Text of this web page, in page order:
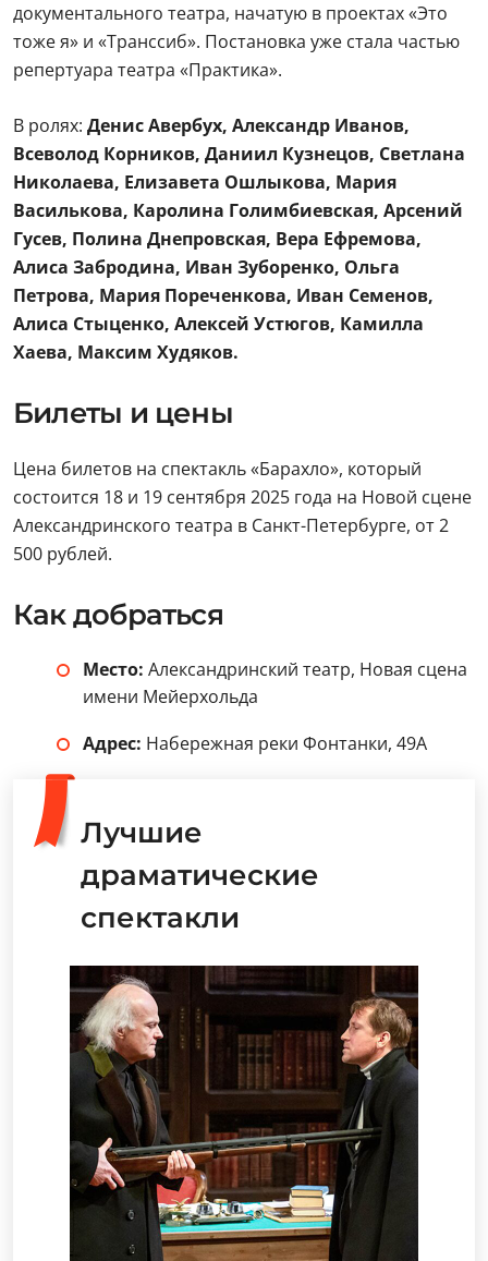
документального театра, начатую в проектах «Это
тоже я» и «Транссиб». Постановка уже стала частью
репертуара театра «Практика».
В ролях: Денис Авербух, Александр Иванов,
Всеволод Корников, Даниил Кузнецов, Светлана
Николаева, Елизавета Ошлыкова, Мария
Василькова, Каролина Голимбиевская, Арсений
Гусев, Полина Днепровская, Вера Ефремова,
Алиса Забродина, Иван Зуборенко, Ольга
Петрова, Мария Пореченкова, Иван Семенов,
Алиса Стыценко, Алексей Устюгов, Камилла
Хаева, Максим Худяков.
Билеты и цены
Цена билетов на спектакль «Барахло», который
состоится 18 и 19 сентября 2025 года на Новой сцене
Александринского театра в Санкт-Петербурге, от 2
500 рублей.
Как добраться
Место: Александринский театр, Новая сцена
имени Мейерхольда
Адрес: Набережная реки Фонтанки, 49А
Лучшие
драматические
спектакли